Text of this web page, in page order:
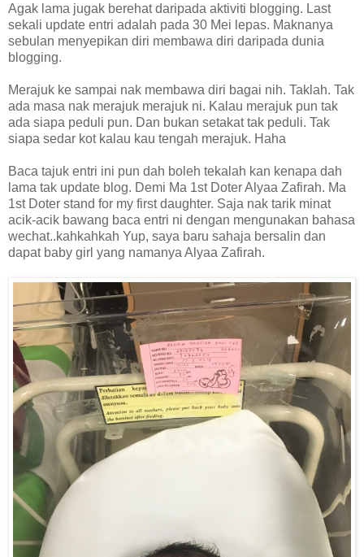
Agak lama jugak berehat daripada aktiviti blogging. Last
sekali update entri adalah pada 30 Mei lepas. Maknanya
sebulan menyepikan diri membawa diri daripada dunia
blogging.
Merajuk ke sampai nak membawa diri bagai nih. Taklah. Tak
ada masa nak merajuk merajuk ni. Kalau merajuk pun tak
ada siapa peduli pun. Dan bukan setakat tak peduli. Tak
siapa sedar kot kalau kau tengah merajuk. Haha
Baca tajuk entri ini pun dah boleh tekalah kan kenapa dah
lama tak update blog. Demi Ma 1st Doter Alyaa Zafirah. Ma
1st Doter stand for my first daughter. Saja nak tarik minat
acik-acik bawang baca entri ni dengan mengunakan bahasa
wechat..kahkahkah Yup, saya baru sahaja bersalin dan
dapat baby girl yang namanya Alyaa Zafirah.